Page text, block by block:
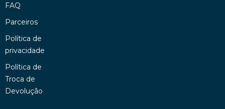
FAQ
Parceiros
Política de
privacidade
Política de
Troca de
Devolução